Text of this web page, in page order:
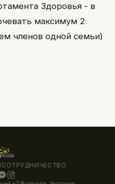
Здоровья - в
максимум 2
членов одной семьи)
СОТРУДНИЧЕСТВО